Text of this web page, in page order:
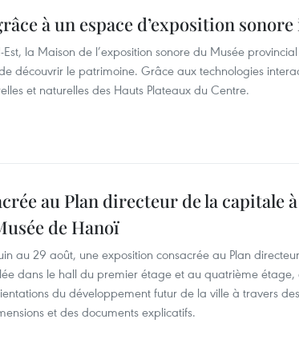
à un espace d’exposition
la Maison de l’exposition sonore du Musée
découvrir le patrimoine. Grâce aux technologies
et naturelles des Hauts Plateaux du Centre.
au Plan directeur de la capitale à
de Hanoï
au 29 août, une exposition consacrée au Plan
dans le hall du premier étage et au quatrième
du développement futur de la ville à travers
et des documents explicatifs.